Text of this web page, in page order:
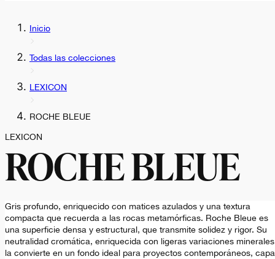
Inicio
Todas las colecciones
LEXICON
ROCHE BLEUE
LEXICON
ROCHE BLEUE
Gris profundo, enriquecido con matices azulados y una textura
compacta que recuerda a las rocas metamórficas. Roche Bleue es
una superficie densa y estructural, que transmite solidez y rigor. Su
neutralidad cromática, enriquecida con ligeras variaciones
la convierte en un fondo ideal para proyectos contemporáneos,